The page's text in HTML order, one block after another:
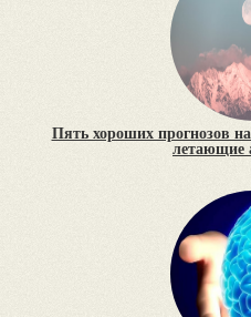
Пять хороших прогнозов
летающие